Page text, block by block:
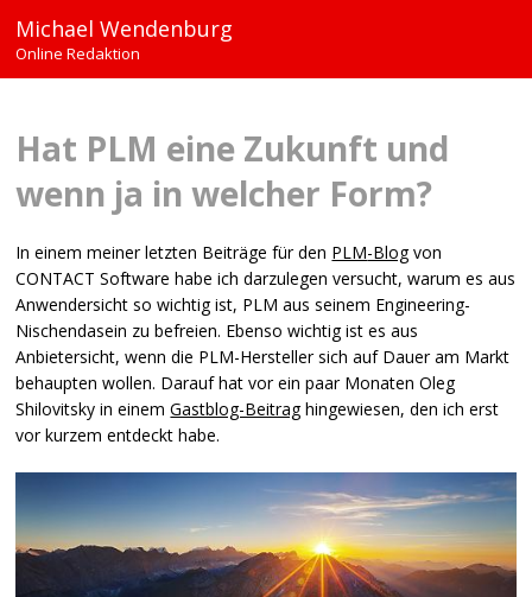
Michael Wendenburg
Online Redaktion
Hat PLM eine Zukunft und
wenn ja in welcher Form?
In einem meiner letzten Beiträge für den PLM-Blogvon
CONTACT Software habe ich darzulegen versucht, warum es aus
Anwendersicht so wichtig ist, PLM aus seinem Engineering-
Nischendasein zu befreien. Ebenso wichtig ist es aus
Anbietersicht, wenn die PLM-Hersteller sich auf Dauer am Markt
behaupten wollen. Darauf hat vor ein paar Monaten Oleg
Shilovitsky in einemGastblog-Beitraghingewiesen, den ich erst
vor kurzem entdeckt habe.